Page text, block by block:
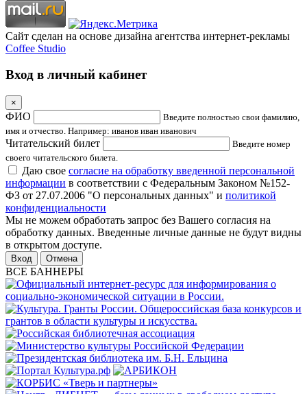
Сайт сделан на основе дизайна агентства интернет-рекламы
Coffee Studio
Вход в личный кабинет
×
ФИО
Введите полностью свои фамилию,
имя и отчество. Например: иванов иван иванович
Читательский билет
Введите номер
своего читательского билета.
Даю свое согласие на обработку введенной персональной
информации в соответствии с Федеральным Законом №152-
ФЗ от 27.07.2006 "О персональных данных" и политикой
конфиденциальности
Мы не можем обработать запрос без Вашего согласия на
обработку данных. Введенные личные данные не будут видны
в открытом доступе.
Отмена
ВСЕ БАННЕРЫ